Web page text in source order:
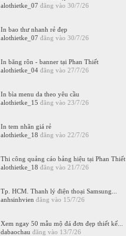
alothietke_07 đăng vào 30/7/26
In bao thư nhanh rẻ đẹp
alothietke_07 đăng vào 30/7/26
In băng rôn - banner tại Phan Thiết
alothietke_04đăng vào 27/7/26
In bìa menu da theo yêu cầu
alothietke_15 đăng vào 23/7/26
In tem nhãn giá rẻ
alothietke_18 đăng vào 22/7/26
Thi công quảng cáo bảng hiệu tại Phan Thiết
alothietke_18 đăng vào 21/7/26
Tp. HCM. Thanh lý điện thoại Samsung...
anhsinhvien đăng vào 15/7/26
Xem ngay 50 mẫu mộ đá đơn đẹp thiết kế...
dabaochau đăng vào 13/7/26